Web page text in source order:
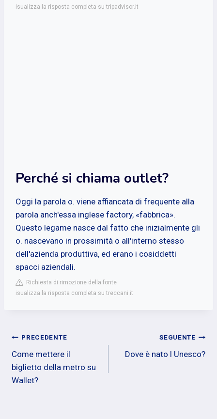
isualizza la risposta completa su tripadvisor.it
Perché si chiama outlet?
Oggi la parola o. viene affiancata di frequente alla
parola anch'essa inglese factory, «fabbrica».
Questo legame nasce dal fatto che inizialmente gli
o. nascevano in prossimità o all'interno stesso
dell'azienda produttiva, ed erano i cosiddetti
spacci aziendali.
Richiesta di rimozione della fonte
isualizza la risposta completa su treccani.it
Navigazione
articoli
PRECEDENTE
Come mettere il
biglietto della metro su
Wallet?
SEGUENTE
Dove è nato l Unesco?